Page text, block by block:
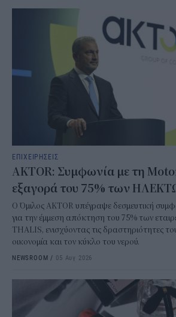
ΕΠΙΧΕΙΡΗΣΕΙΣ
AKTOR: Συμφωνία με τη
εξαγορά του 75% των
Ο Όμιλος AKTOR υπέγραψε δεσμευτική
για την έμμεση απόκτηση του 75% των
THALIS, ενισχύοντας τις δραστηριότητες
οικονομία και τον κύκλο του νερού.
NEWSROOM / 05 Αυγ 2026